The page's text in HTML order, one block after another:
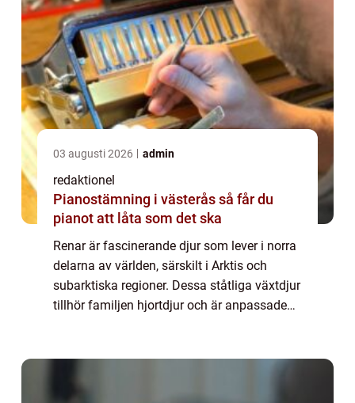
03 augusti 2026 admin
redaktionel
Pianostämning i västerås så får du
pianot att låta som det ska
Renar är fascinerande djur som lever i norra
delarna av världen, särskilt i Arktis och
subarktiska regioner. Dessa ståtliga växtdjur
tillhör familjen hjortdjur och är anpassade